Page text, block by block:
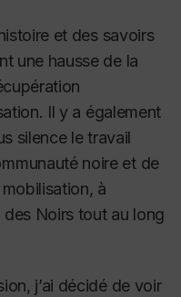
et des savoirs
une hausse de la
Il y a également
silence le travail
noire et de
à
des Noirs tout au long
j’ai décidé de voir